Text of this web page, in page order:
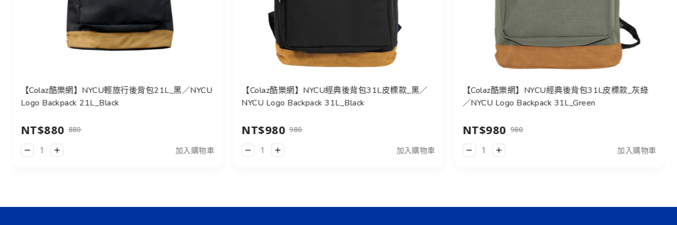
【Colaz酷樂網】NYCU輕旅行後背包21L_黑／NYCU
Logo Backpack 21L_Black
NT$880 880
加入購物車
【Colaz酷樂網】NYCU經典後背包31L皮標款_黑／
NYCU Logo Backpack 31L_Black
NT$980 980
加入購物車
【Colaz酷樂網】NYCU經典後背包31L皮標款_灰綠
／NYCU Logo Backpack 31L_Green
NT$980 980
加入購物車